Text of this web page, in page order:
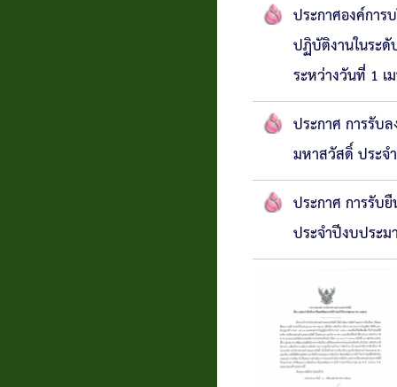
ประกาศองค์กา
ปฏิบัติงานในระ
ระหว่างวันที่ 1
ประกาศ การรับ
มหาสวัสดิ์ ประ
ประกาศ การรับ
ประจำปีงบประ